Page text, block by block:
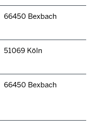
66450 Bexbach
51069 Köln
66450 Bexbach